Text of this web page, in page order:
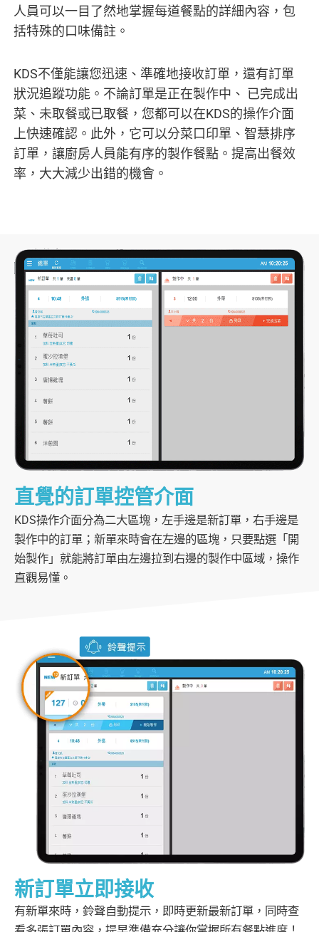
人員可以一目了然地掌握每道餐點的詳細內容，包
括特殊的口味備註。
KDS不僅能讓您迅速、準確地接收訂單，還有訂單
狀況追蹤功能。不論訂單是正在製作中、 已完成出
菜、未取餐或已取餐，您都可以在KDS的操作介面
上快速確認。此外，它可以分菜口印單、智慧排序
訂單，讓廚房人員能有序的製作餐點。提高出餐效
率，大大減少出錯的機會。
直覺的訂單控管介面
KDS操作介面分為二大區塊，左手邊是新訂單，右手邊是
製作中的訂單；新單來時會在左邊的區塊，只要點選「開
始製作」就能將訂單由左邊拉到右邊的製作中區域，操作
直觀易懂。
新訂單立即接收
有新單來時，鈴聲自動提示，即時更新最新訂單，同時查